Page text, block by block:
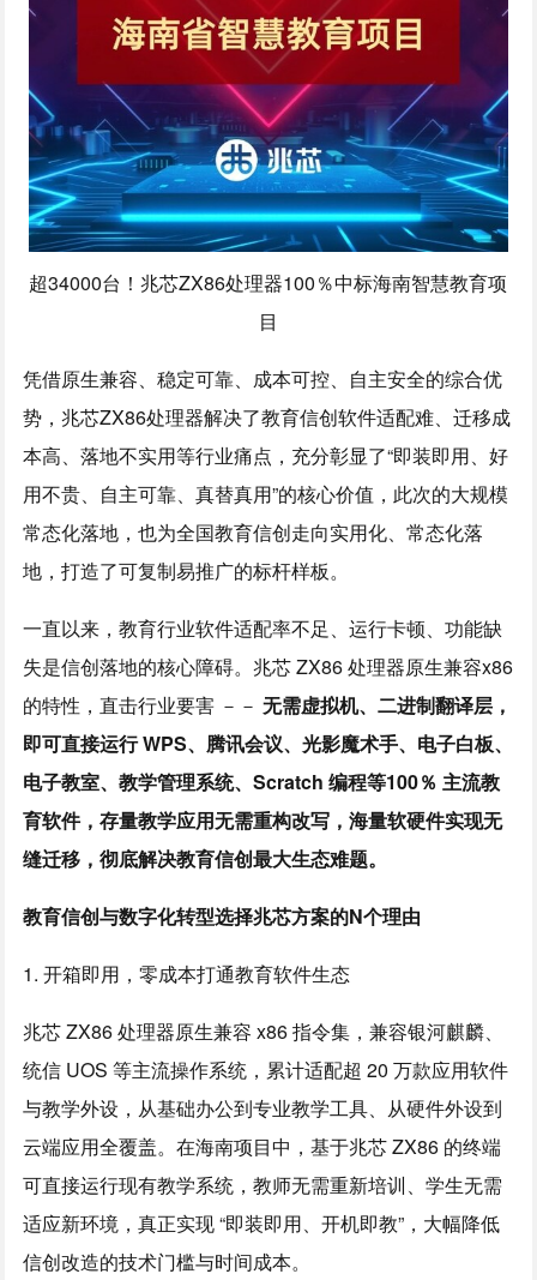
超34000台！兆芯ZX86处理器100％中标海南智慧教育项
目
凭借原生兼容、稳定可靠、成本可控、自主安全的综合优
势，兆芯ZX86处理器解决了教育信创软件适配难、迁移成
本高、落地不实用等行业痛点，充分彰显了“即装即用、好
用不贵、自主可靠、真替真用”的核心价值，此次的大规模
常态化落地，也为全国教育信创走向实用化、常态化落
地，打造了可复制易推广的标杆样板。
一直以来，教育行业软件适配率不足、运行卡顿、功能缺
失是信创落地的核心障碍。兆芯 ZX86 处理器原生兼容x86
的特性，直击行业要害 －－无需虚拟机、二进制翻译层，
即可直接运行 WPS、腾讯会议、光影魔术手、电子白板、
电子教室、教学管理系统、Scratch 编程等100％ 主流教
育软件，存量教学应用无需重构改写，海量软硬件实现无
缝迁移，彻底解决教育信创最大生态难题。
教育信创与数字化转型选择兆芯方案的N个理由
1. 开箱即用，零成本打通教育软件生态
兆芯 ZX86 处理器原生兼容 x86 指令集，兼容银河麒麟、
统信 UOS 等主流操作系统，累计适配超 20 万款应用软件
与教学外设，从基础办公到专业教学工具、从硬件外设到
云端应用全覆盖。在海南项目中，基于兆芯 ZX86 的终端
可直接运行现有教学系统，教师无需重新培训、学生无需
适应新环境，真正实现 “即装即用、开机即教”，大幅降低
信创改造的技术门槛与时间成本。